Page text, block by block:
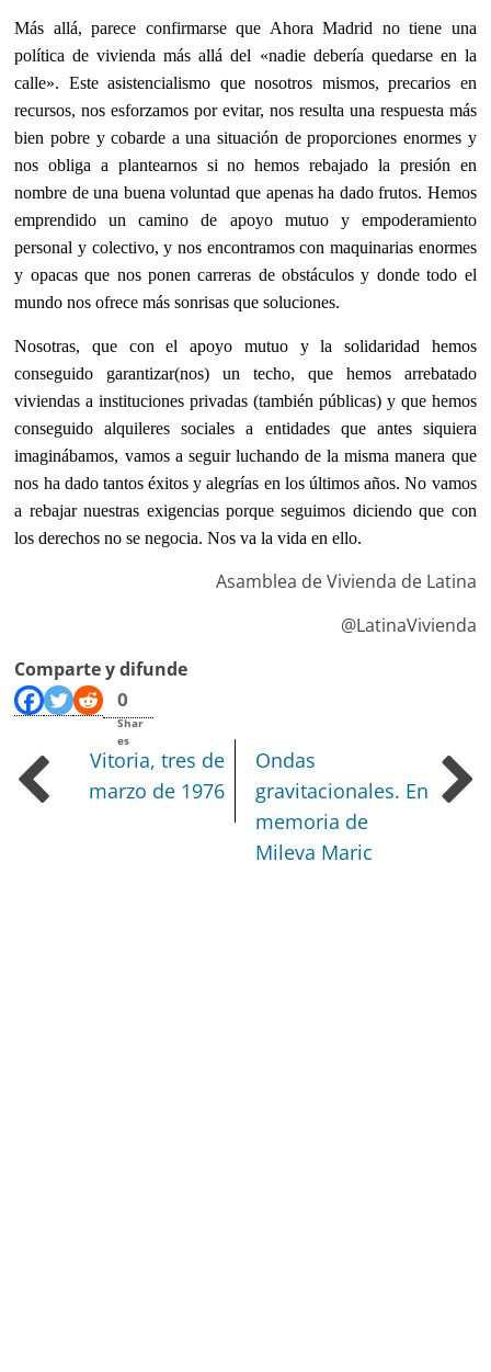
Más allá, parece confirmarse que Ahora Madrid no tiene una
política de vivienda más allá del «nadie debería quedarse en la
calle». Este asistencialismo que nosotros mismos, precarios en
recursos, nos esforzamos por evitar, nos resulta una respuesta más
bien pobre y cobarde a una situación de proporciones enormes y
nos obliga a plantearnos si no hemos rebajado la presión en
nombre de una buena voluntad que apenas ha dado frutos. Hemos
emprendido un camino de apoyo mutuo y empoderamiento
personal y colectivo, y nos encontramos con maquinarias enormes
y opacas que nos ponen carreras de obstáculos y donde todo el
mundo nos ofrece más sonrisas que soluciones.
Nosotras, que con el apoyo mutuo y la solidaridad hemos
conseguido garantizar(nos) un techo, que hemos arrebatado
viviendas a instituciones privadas (también públicas) y que hemos
conseguido alquileres sociales a entidades que antes siquiera
imaginábamos, vamos a seguir luchando de la misma manera que
nos ha dado tantos éxitos y alegrías en los últimos años. No vamos
a rebajar nuestras exigencias porque seguimos diciendo que con
los derechos no se negocia. Nos va la vida en ello.
Asamblea de Vivienda de Latina
@LatinaVivienda
Comparte y difunde
0
Shar
es
Vitoria, tres de
marzo de 1976
Ondas
gravitacionales. En
memoria de
Mileva Maric